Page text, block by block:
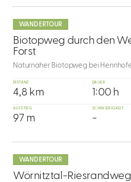
WANDERTOUR
9
Biotopweg durch den
Forst
Naturnaher Biotopweg bei
DISTANZ
4,8 km
DAUER
1:00 h
AUFSTIEG
97 m
SCHWIERIGKEIT
-
dazu
WANDERTOUR
10
Wörnitztal-Riesrandweg
dazu